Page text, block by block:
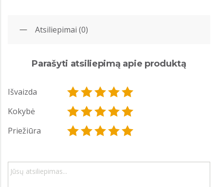
Atsiliepimai (0)
Parašyti atsiliepimą apie produktą
Išvaizda
Kokybė
Priežiūra